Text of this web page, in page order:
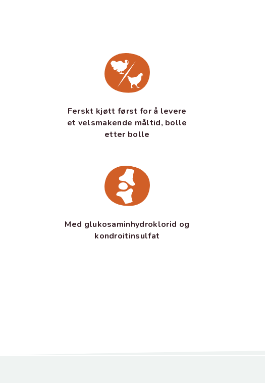
Ferskt kjøtt først for å levere
et velsmakende måltid, bolle
etter bolle
Med glukosaminhydroklorid og
kondroitinsulfat